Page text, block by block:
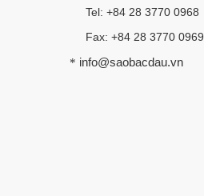
Tel: +84 28 3770 0968
Fax: +84 28 3770 0969
* info@saobacdau.vn